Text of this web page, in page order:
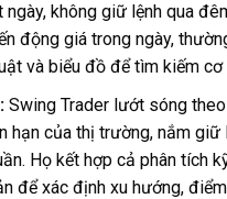
ngày, không giữ lệnh qua
động giá trong ngày,
và biểu đồ để tìm kiếm cơ
Swing Trader lướt sóng
hạn của thị trường, nắm giữ
Họ kết hợp cả phân tích
để xác định xu hướng,